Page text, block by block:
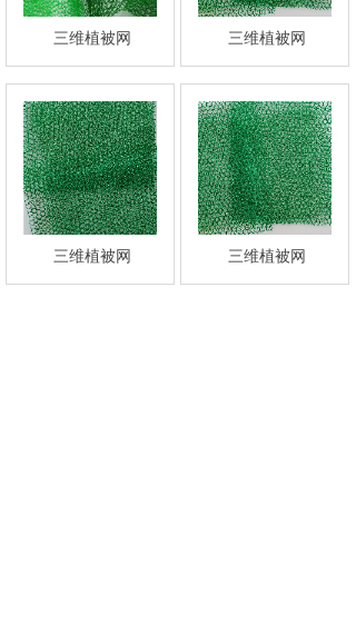
三维植被网 三维植被网
三维植被网 三维植被网